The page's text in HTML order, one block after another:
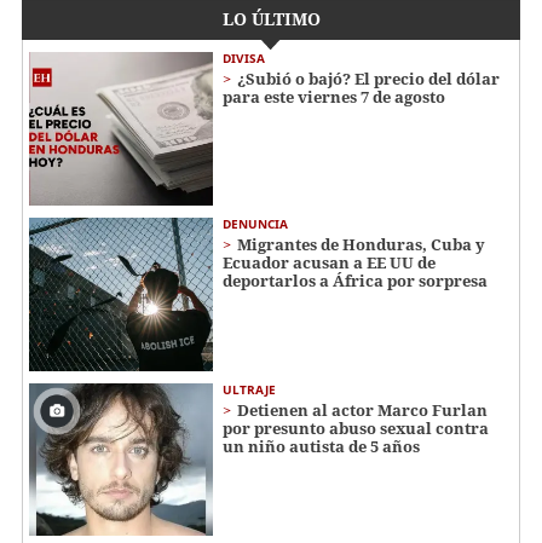
LO ÚLTIMO
DIVISA
¿Subió o bajó? El precio del dólar
para este viernes 7 de agosto
DENUNCIA
Migrantes de Honduras, Cuba y
Ecuador acusan a EE UU de
deportarlos a África por sorpresa
ULTRAJE
Detienen al actor Marco Furlan
por presunto abuso sexual contra
un niño autista de 5 años